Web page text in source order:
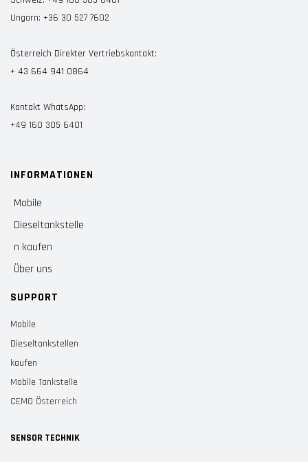
Ungarn: +36 30 527 7602
Österreich Direkter Vertriebskontakt:
+ 43 664 941 0864
Kontakt WhatsApp:
+49 160 305 6401
INFORMATIONEN
Mobile
Dieseltankstelle
n kaufen
Über uns
SUPPORT
Mobile
Dieseltankstellen
kaufen
Mobile Tankstelle
CEMO Österreich
SENSOR TECHNIK